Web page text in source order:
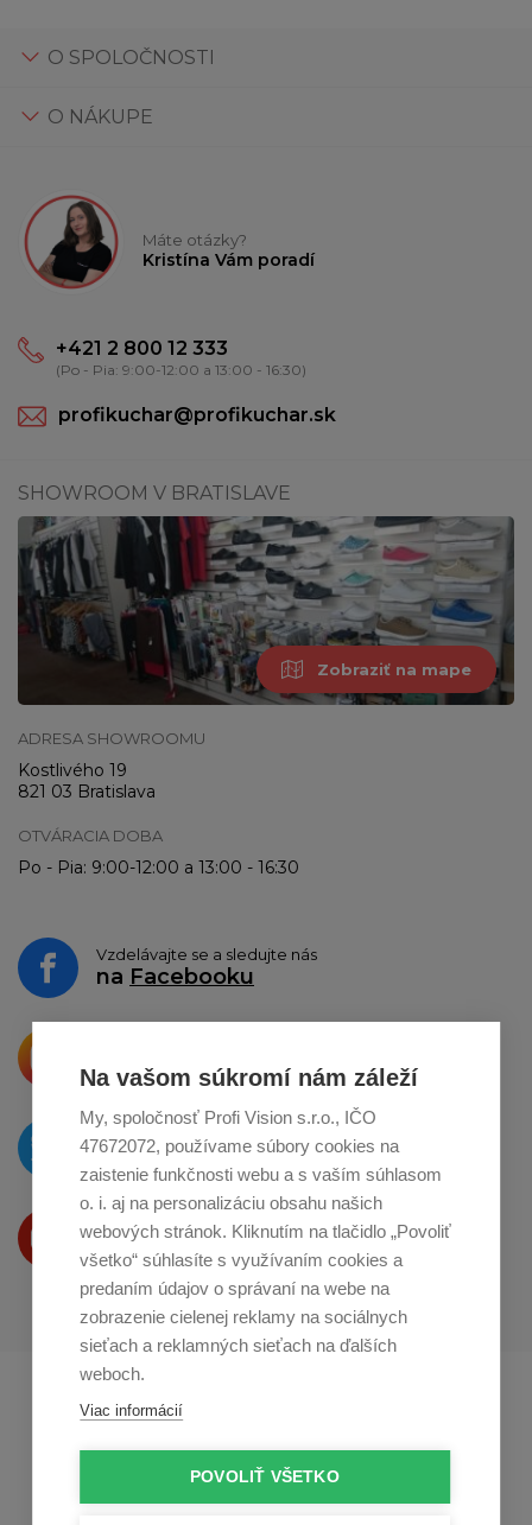
Na vašom súkromí nám záleží
My, spoločnosť Profi Vision s.r.o., IČO
47672072, používame súbory cookies na
zaistenie funkčnosti webu a s vaším súhlasom
o. i. aj na personalizáciu obsahu našich
webových stránok. Kliknutím na tlačidlo „Povoliť
všetko“ súhlasíte s využívaním cookies a
predaním údajov o správaní na webe na
zobrazenie cielenej reklamy na sociálnych
sieťach a reklamných sieťach na ďalších
weboch.
Viac informácií
POVOLIŤ VŠETKO
O SPOLOČNOSTI
O NÁKUPE
Máte otázky?
Kristína Vám poradí
+421 2 800 12 333
(Po - Pia: 9:00-12:00 a 13:00 - 16:30)
profikuchar@profikuchar.sk
SHOWROOM V BRATISLAVE
Zobraziť na mape
ADRESA SHOWROOMU
Kostlivého 19
821 03 Bratislava
OTVÁRACIA DOBA
Po - Pia: 9:00-12:00 a 13:00 - 16:30
Vzdelávajte se a sledujte nás
na Facebooku
o zdieľanie naInstagrame
O novinkách píšeme
naTwitteri
Produkty Vám predstavujeme
na Youtube
Profikuchař.cz